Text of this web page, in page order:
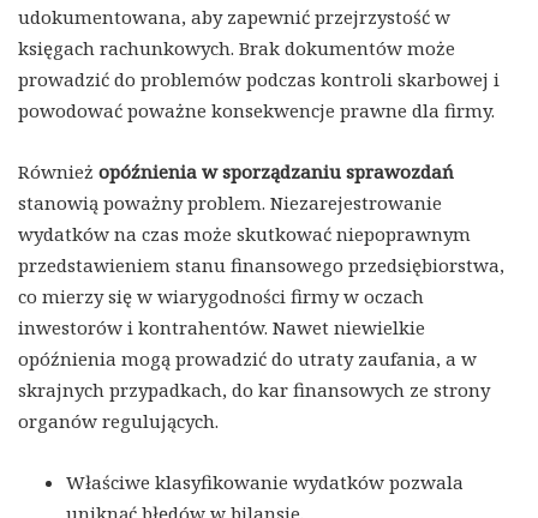
udokumentowana, aby zapewnić przejrzystość w
księgach rachunkowych. Brak dokumentów może
prowadzić do problemów podczas kontroli skarbowej i
powodować poważne konsekwencje prawne dla firmy.
Również opóźnienia w sporządzaniu sprawozdań
stanowią poważny problem. Niezarejestrowanie
wydatków na czas może skutkować niepoprawnym
przedstawieniem stanu finansowego przedsiębiorstwa,
co mierzy się w wiarygodności firmy w oczach
inwestorów i kontrahentów. Nawet niewielkie
opóźnienia mogą prowadzić do utraty zaufania, a w
skrajnych przypadkach, do kar finansowych ze strony
organów regulujących.
Właściwe klasyfikowanie wydatków pozwala